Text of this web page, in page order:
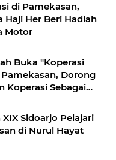
di Pamekasan,
Haji Her Beri Hadiah
Motor
Buka "Koperasi
Dorong
Koperasi Sebagai
Akses Promosi
Sidoarjo Pelajari
di Nurul Hayat